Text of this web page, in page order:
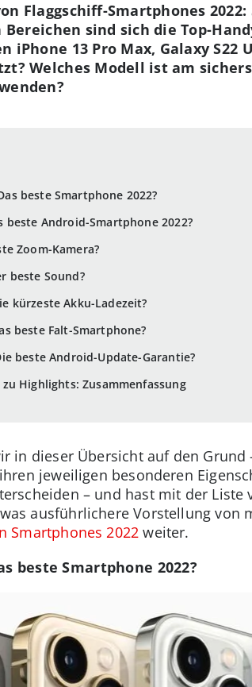
beste Smartphone 2022?
beste Android-Smartphone 2022?
Zoom-Kamera?
beste Sound?
kürzeste Akku-Ladezeit?
beste Falt-Smartphone?
beste Android-Update-Garantie?
Highlights: Zusammenfassung
Flaggschiff-Smartphones
Bereichen sind sich die Top-
iPhone 13 Pro Max, Galaxy
Welches Modell ist am
in dieser Übersicht auf den
jeweiligen besonderen
– und hast mit der
ausführlichere Vorstellung
Smartphones 2022 weiter.
beste Smartphone 2022?